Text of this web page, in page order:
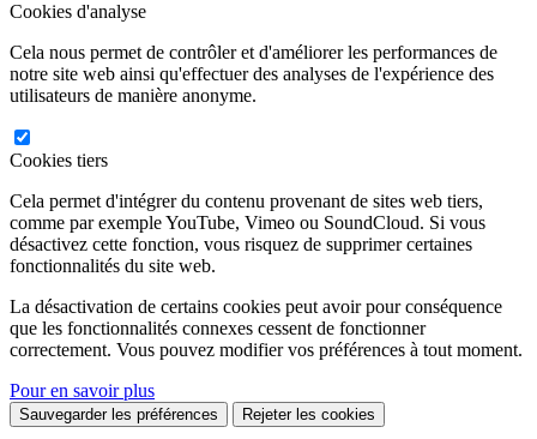
Cookies d'analyse
Cela nous permet de contrôler et d'améliorer les performances de
notre site web ainsi qu'effectuer des analyses de l'expérience des
utilisateurs de manière anonyme.
Cookies tiers
Cela permet d'intégrer du contenu provenant de sites web tiers,
comme par exemple YouTube, Vimeo ou SoundCloud. Si vous
désactivez cette fonction, vous risquez de supprimer certaines
fonctionnalités du site web.
La désactivation de certains cookies peut avoir pour conséquence
que les fonctionnalités connexes cessent de fonctionner
correctement. Vous pouvez modifier vos préférences à tout moment.
Pour en savoir plus
Sauvegarder les préférences Rejeter les cookies